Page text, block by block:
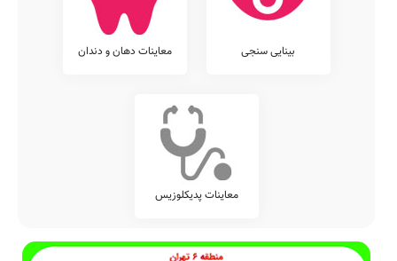
بینایی سنجی معاینات دهان و دندان
معاینات پدیکلوزیس